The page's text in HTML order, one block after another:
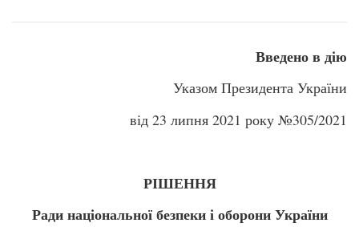
Введено в дію
Указом Президента України
від 23 липня 2021 року №305/2021
РІШЕННЯ
Ради національної безпеки і оборони України